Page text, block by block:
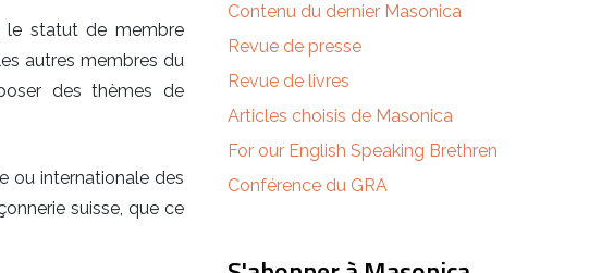
Contenu du dernier Masonica
Revue de presse
Revue de livres
Articles choisis de Masonica
For our English Speaking Brethren
Conférence du GRA
le statut de membre
autres membres du
des thèmes de
ou internationale des
suisse, que ce